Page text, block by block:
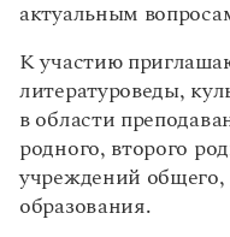
Учебник
Правила русского языка:
Интерактивные
Скороговорки
актуальным
К участию
литературоведы,
в области
родного, второго
учреждений общего,
образования.